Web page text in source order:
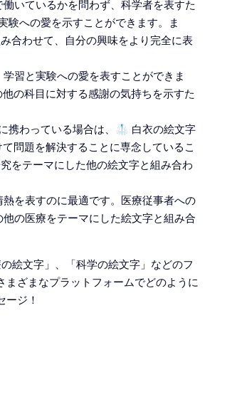
いているかを問わず、科学者を表すた
への愛を示すことができます。ま
合わせて、自分の興味をより完全に表
習と実験への愛を表すことができま
の科目に対する感謝の気持ちを示すた
携わっている場合は、🥼 白衣の絵文字
問題を解決することに専念しているこ
をテーマにした他の絵文字と組み合わ
を表すのに最適です。医療従事者への
の医療をテーマにした絵文字と組み合
絵文字」、「科学の絵文字」などのフ
ざまなプラットフォームでどのように
ジ！